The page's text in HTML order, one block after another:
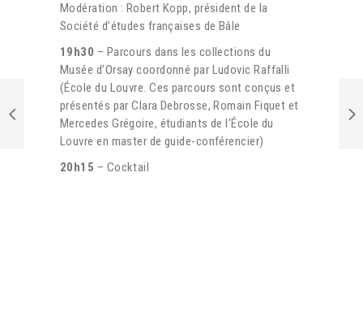
Modération : Robert Kopp, président de la
Société d’études françaises de Bâle
19h30 – Parcours dans les collections du
Musée d’Orsay coordonné par Ludovic Raffalli
(École du Louvre. Ces parcours sont conçus et
présentés par Clara Debrosse, Romain Fiquet et
Mercedes Grégoire, étudiants de l’École du
Louvre en master de guide-conférencier)
20h15 – Cocktail